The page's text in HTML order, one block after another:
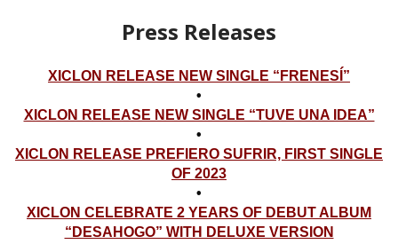
Press Releases
XICLON RELEASE NEW SINGLE “FRENESÍ”
•
XICLON RELEASE NEW SINGLE “TUVE UNA IDEA”
•
XICLON RELEASE PREFIERO SUFRIR, FIRST SINGLE
OF 2023
•
XICLON CELEBRATE 2 YEARS OF DEBUT ALBUM
“DESAHOGO” WITH DELUXE VERSION